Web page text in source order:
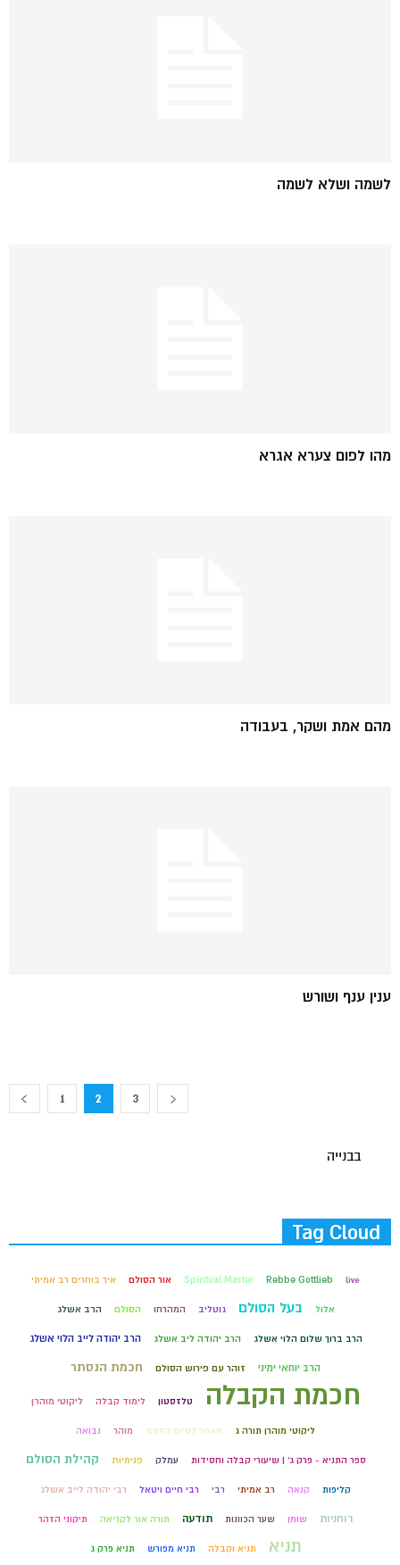
לשמה ושלא לשמה
מהו לפום צערא אגרא
מהם אמת ושקר, בעבודה
ענין ענף ושורש
1 2 3
בבנייה
Tag Cloud
live
Rebbe Gottlieb
Spiritual Master אור הסולם איך בוחרים רב אמיתי
אלול בעל הסולם גוטליב המהרחו הסולם הרב אשלג
הרב ברוך שלום הלוי אשלג הרב יהודה ליב אשלג הרב יהודה לייב הלוי אשלג
הרב יוחאי ימיני זוהר עם פירוש הסולם חכמת הנסתר
חכמת הקבלה טלזסטון לימוד קבלה ליקוטי מוהרן
ליקוטי מוהרן תורה ג מאמר לסיום הזוהר מוהר נבואה
ספר התניא - פרק ג' | שיעורי קבלה וחסידות עמלק פנימיות קהילת הסולם
קליפות קנאה רב אמיתי רבי רבי חיים ויטאל רבי יהודה לייב אשלג
רוחניות שומן שער הכוונות תודעה תורה אור לקריאה תיקוני הזהר
תניא תניא וקבלה תניא מפורש תניא פרק ג